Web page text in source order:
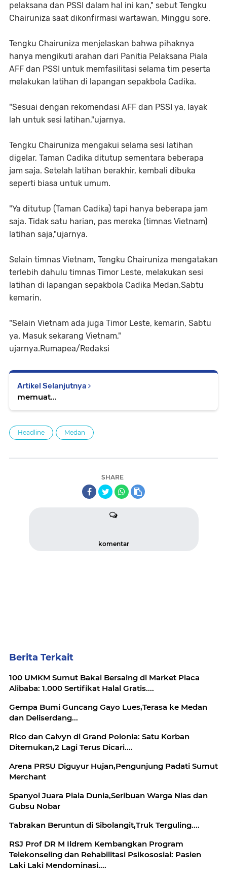
pelaksana dan PSSI dalam hal ini kan," sebut Tengku
Chairuniza saat dikonfirmasi wartawan, Minggu sore.
Tengku Chairuniza menjelaskan bahwa pihaknya
hanya mengikuti arahan dari Panitia Pelaksana Piala
AFF dan PSSI untuk memfasilitasi selama tim peserta
melakukan latihan di lapangan sepakbola Cadika.
"Sesuai dengan rekomendasi AFF dan PSSI ya, layak
lah untuk sesi latihan,"ujarnya.
Tengku Chairuniza mengakui selama sesi latihan
digelar, Taman Cadika ditutup sementara beberapa
jam saja. Setelah latihan berakhir, kembali dibuka
seperti biasa untuk umum.
"Ya ditutup (Taman Cadika) tapi hanya beberapa jam
saja. Tidak satu harian, pas mereka (timnas Vietnam)
latihan saja,"ujarnya.
Selain timnas Vietnam, Tengku Chairuniza mengatakan
terlebih dahulu timnas Timor Leste, melakukan sesi
latihan di lapangan sepakbola Cadika Medan,Sabtu
kemarin.
"Selain Vietnam ada juga Timor Leste, kemarin, Sabtu
ya. Masuk sekarang Vietnam,"
ujarnya.Rumapea/Redaksi
Artikel Selanjutnya
memuat...
Headline Medan
SHARE
komentar
Berita Terkait
100 UMKM Sumut Bakal Bersaing di Market Placa
Alibaba: 1.000 Sertifikat Halal Gratis....
Gempa Bumi Guncang Gayo Lues,Terasa ke Medan
dan Deliserdang...
Rico dan Calvyn di Grand Polonia: Satu Korban
Ditemukan,2 Lagi Terus Dicari....
Arena PRSU Diguyur Hujan,Pengunjung Padati Sumut
Merchant
Spanyol Juara Piala Dunia,Seribuan Warga Nias dan
Gubsu Nobar
Tabrakan Beruntun di Sibolangit,Truk Terguling....
RSJ Prof DR M Ildrem Kembangkan Program
Telekonseling dan Rehabilitasi Psikososial: Pasien
Laki Laki Mendominasi....